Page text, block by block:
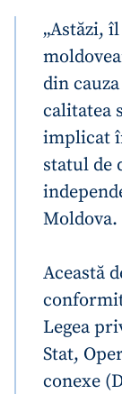
„Astăzi,
din
calitatea
implicat
statul de
Moldova.
Această
Legea
Stat,
conexe